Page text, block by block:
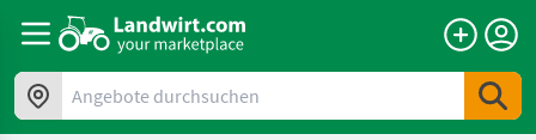
Angebote durchsuchen